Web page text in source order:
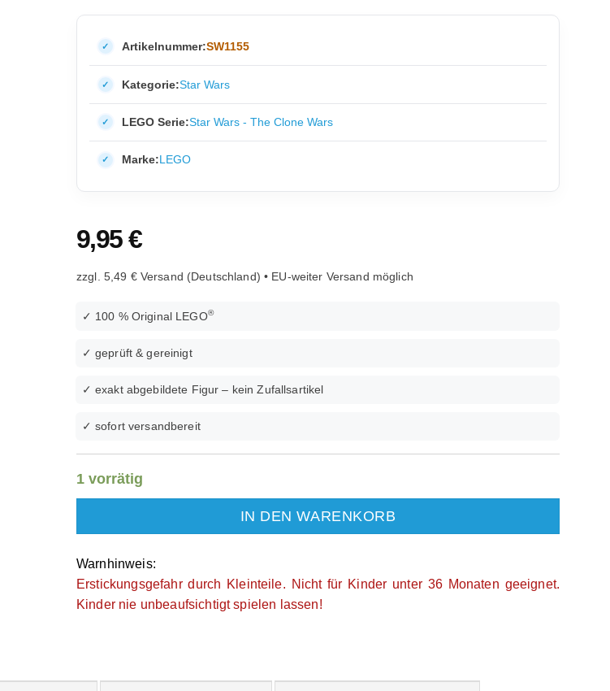
Artikelnummer:SW1155
Kategorie:Star Wars
LEGO Serie:Star Wars - The Clone Wars
Marke:LEGO
9,95€
zzgl. 5,49 € Versand (Deutschland) • EU-weiter Versand möglich
✓ 100 % Original LEGO®
✓ geprüft & gereinigt
✓ exakt abgebildete Figur – kein Zufallsartikel
✓ sofort versandbereit
1 vorrätig
IN DEN WARENKORB
Warnhinweis:
Erstickungsgefahr durch Kleinteile. Nicht für Kinder unter 36 Monaten geeignet.
Kinder nie unbeaufsichtigt spielen lassen!